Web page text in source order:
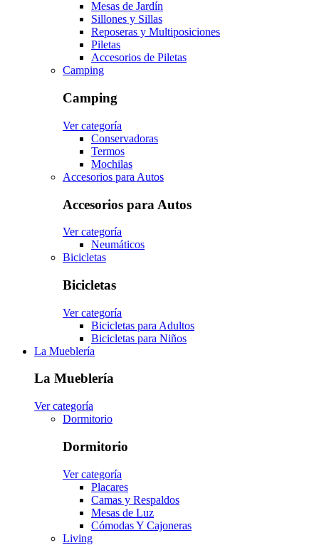
Mesas de Jardín
Sillones y Sillas
Reposeras y Multiposiciones
Piletas
Accesorios de Piletas
Camping
Camping
Ver categoría
Conservadoras
Termos
Mochilas
Accesorios para Autos
Accesorios para Autos
Ver categoría
Neumáticos
Bicicletas
Bicicletas
Ver categoría
Bicicletas para Adultos
Bicicletas para Niños
La Mueblería
La Mueblería
Ver categoría
Dormitorio
Dormitorio
Ver categoría
Placares
Camas y Respaldos
Mesas de Luz
Cómodas Y Cajoneras
Living